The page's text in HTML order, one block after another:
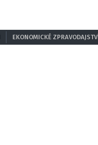
EKONOMICKÉ